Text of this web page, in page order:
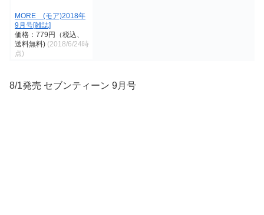
MORE (モア)2018年
9月号[雑誌]
価格：779円（税込、
送料無料) (2018/6/24時
点)
8/1発売 セブンティーン 9月号